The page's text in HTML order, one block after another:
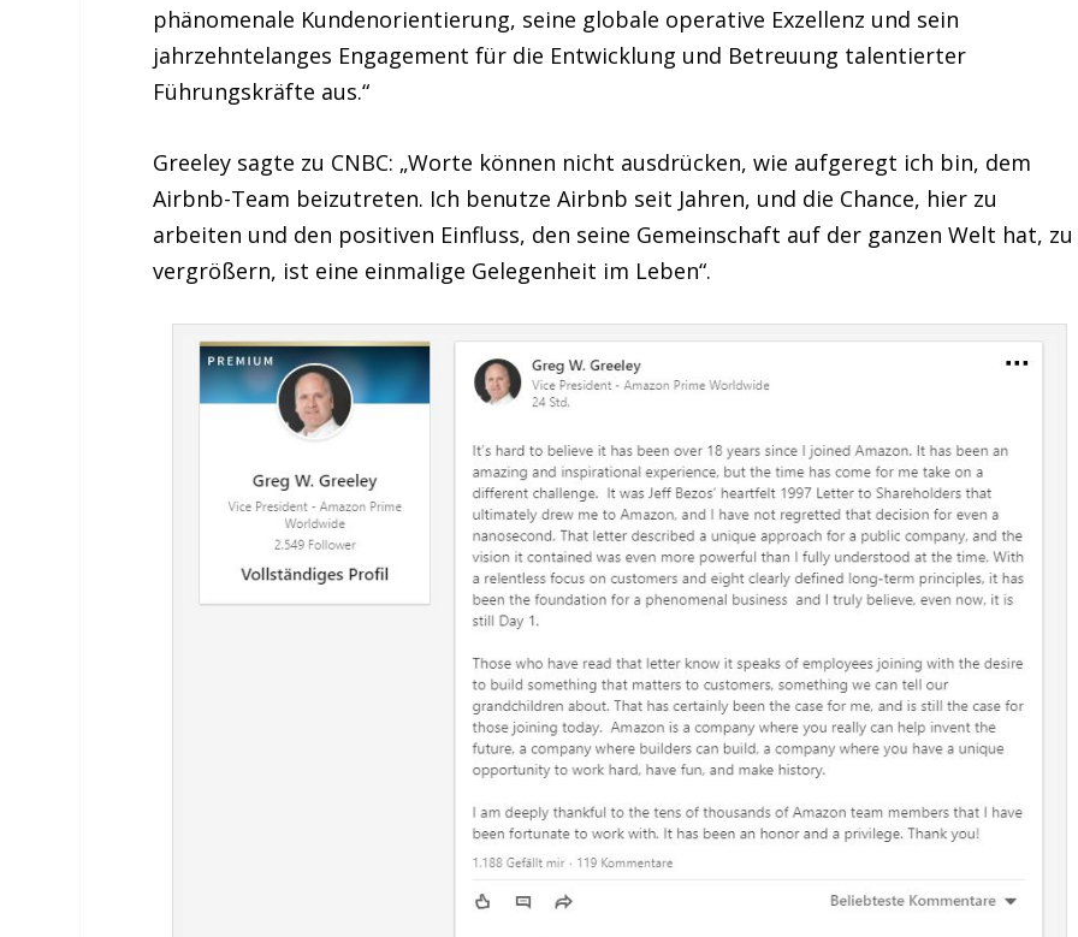
phänomenale Kundenorientierung, seine globale operative Exzellenz und sein
jahrzehntelanges Engagement für die Entwicklung und Betreuung talentierter
Führungskräfte aus.“
Greeley sagte zu CNBC: „Worte können nicht ausdrücken, wie aufgeregt ich bin, dem
Airbnb-Team beizutreten. Ich benutze Airbnb seit Jahren, und die Chance, hier zu
arbeiten und den positiven Einfluss, den seine Gemeinschaft auf der ganzen Welt hat, zu
vergrößern, ist eine einmalige Gelegenheit im Leben“.